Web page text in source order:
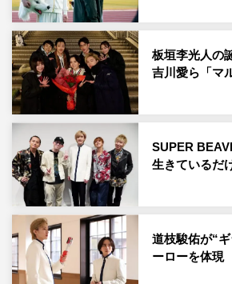
『マルス－ゼロの革命－』
2月6日（火）に迎える第3話の放送
をざっくりおさらい。この先も個人情
バイト…と、大人社会の闇に鋭く斬り
より楽しむためのポイントを解説。“
板垣李光人の
吉川愛ら「マ
SUPER
生きているだ
道枝駿佑が“
ーローを体